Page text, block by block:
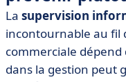
La supervision
incontournable au fil
commerciale
dans la gestion peut